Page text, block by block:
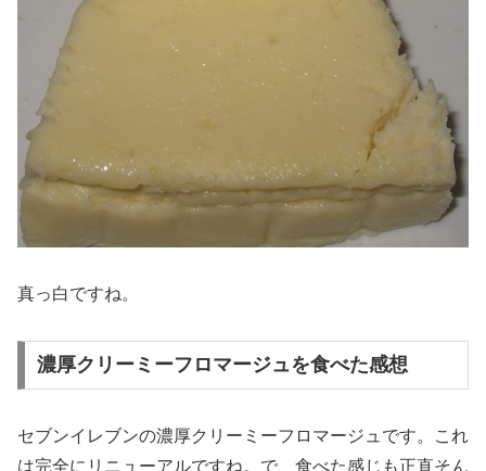
真っ白ですね。
濃厚クリーミーフロマージュを食べた感想
セブンイレブンの濃厚クリーミーフロマージュです。これ
は完全にリニューアルですね。で、食べた感じも正直そん